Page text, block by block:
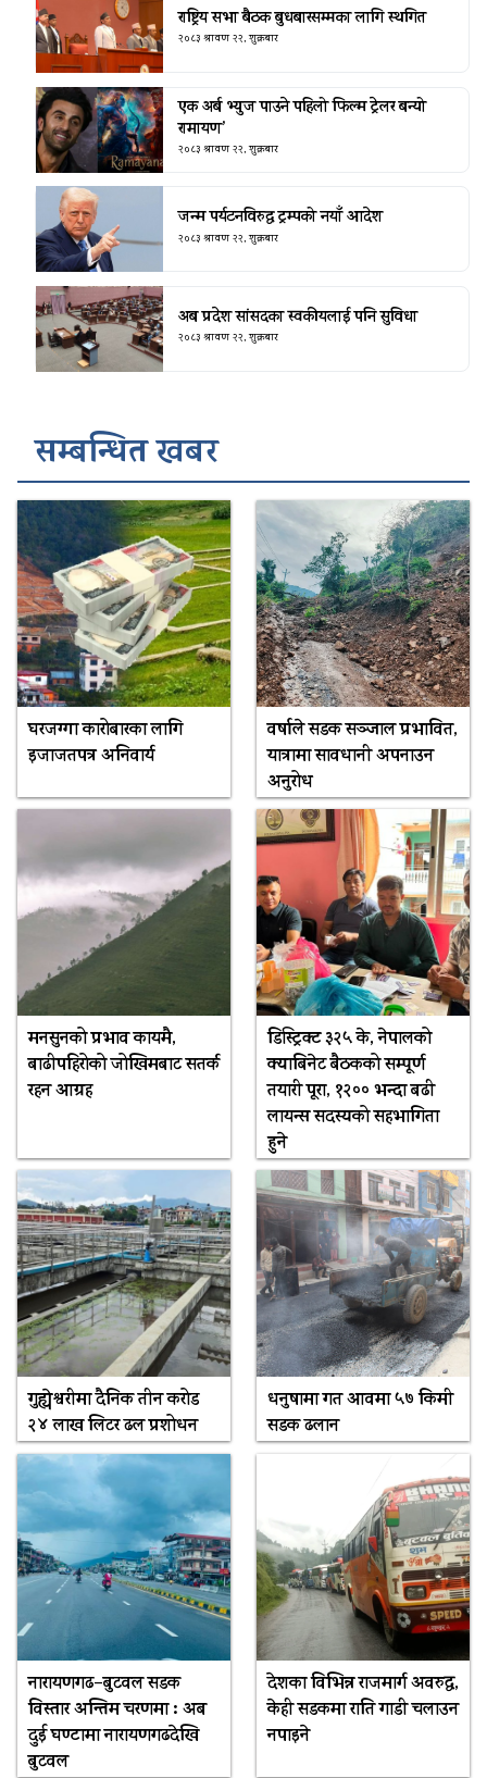
राष्ट्रिय सभा बैठक बुधबारसम्मका लागि स्थगित
२०८३ श्रावण २२, शुक्रबार
एक अर्ब भ्युज पाउने पहिलो फिल्म ट्रेलर बन्यो
रामायण’
२०८३ श्रावण २२, शुक्रबार
जन्म पर्यटनविरुद्ध ट्रम्पको नयाँ आदेश
२०८३ श्रावण २२, शुक्रबार
अब प्रदेश सांसदका स्वकीयलाई पनि सुविधा
२०८३ श्रावण २२, शुक्रबार
सम्बन्धित खबर
घरजग्गा कारोबारका लागि
इजाजतपत्र अनिवार्य
वर्षाले सडक सञ्जाल प्रभावित,
यात्रामा सावधानी अपनाउन
अनुरोध
मनसुनको प्रभाव कायमै,
बाढीपहिरोको जोखिमबाट सतर्क
रहन आग्रह
डिस्ट्रिक्ट ३२५ के, नेपालको
क्याबिनेट बैठकको सम्पूर्ण
तयारी पूरा, १२०० भन्दा बढी
लायन्स सदस्यको सहभागिता
हुने
गुह्येश्वरीमा दैनिक तीन करोड
२४ लाख लिटर ढल प्रशोधन
धनुषामा गत आवमा ५७ किमी
सडक ढलान
नारायणगढ–बुटवल सडक
विस्तार अन्तिम चरणमा : अब
दुई घण्टामा नारायणगढदेखि
बुटवल
देशका विभिन्न राजमार्ग अवरुद्ध,
केही सडकमा राति गाडी चलाउन
नपाइने